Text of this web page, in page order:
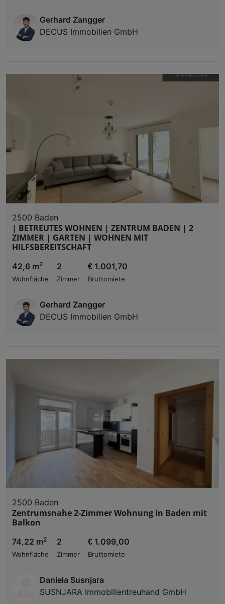
Gerhard Zangger
DECUS Immobilien GmbH
2500 Baden
| BETREUTES WOHNEN | ZENTRUM BADEN | 2
ZIMMER | GARTEN | WOHNEN MIT
HILFSBEREITSCHAFT
42,6 m2
Wohnfläche
2
Zimmer
€ 1.001,70
Bruttomiete
Gerhard Zangger
DECUS Immobilien GmbH
2500 Baden
Zentrumsnahe 2-Zimmer Wohnung in Baden mit
Balkon
74,22 m2
Wohnfläche
2
Zimmer
€ 1.099,00
Bruttomiete
Daniela Susnjara
SUSNJARA Immobilientreuhand GmbH